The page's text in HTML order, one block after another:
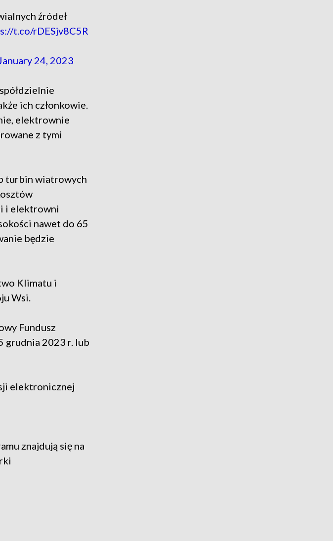
źródeł
t.co/rDESjv8C5R
24, 2023
ich członkowie.
elektrownie
z tymi
turbin wiatrowych
i elektrowni
nawet do 65
będzie
Klimatu i
Wsi.
Fundusz
grudnia 2023 r. lub
elektronicznej
znajdują się na